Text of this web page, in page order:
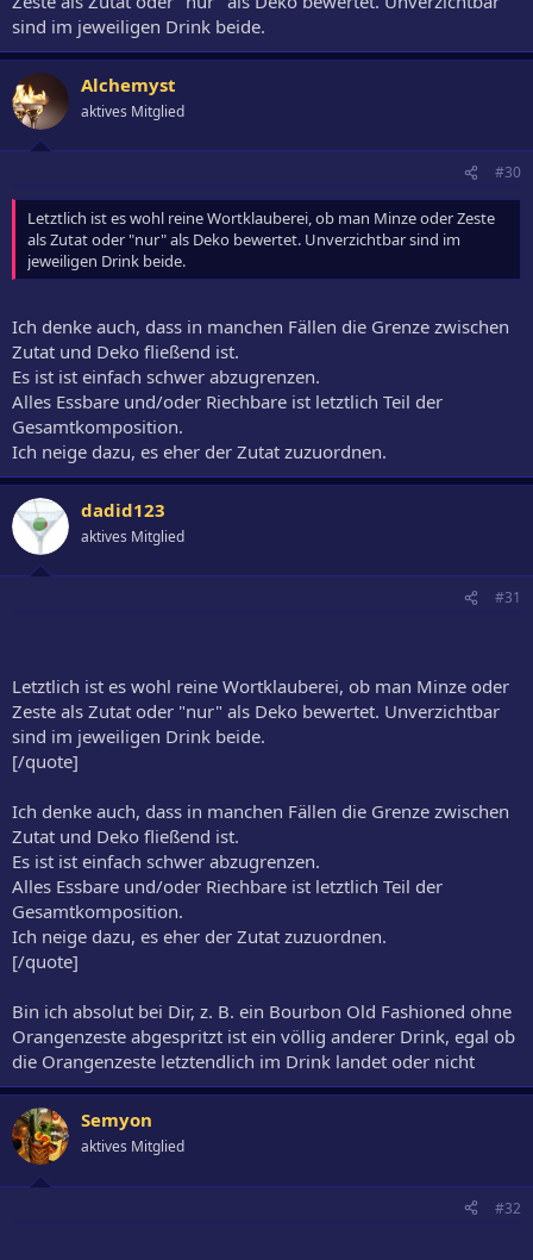
sind im jeweiligen Drink beide.
Alchemyst
aktives Mitglied
#30
Letztlich ist es wohl reine Wortklauberei, ob man Minze oder Zeste
als Zutat oder "nur" als Deko bewertet. Unverzichtbar sind im
jeweiligen Drink beide.
Ich denke auch, dass in manchen Fällen die Grenze zwischen
Zutat und Deko fließend ist.
Es ist ist einfach schwer abzugrenzen.
Alles Essbare und/oder Riechbare ist letztlich Teil der
Gesamtkomposition.
Ich neige dazu, es eher der Zutat zuzuordnen.
dadid123
aktives Mitglied
#31
Letztlich ist es wohl reine Wortklauberei, ob man Minze oder
Zeste als Zutat oder "nur" als Deko bewertet. Unverzichtbar
sind im jeweiligen Drink beide.
[/quote]
Ich denke auch, dass in manchen Fällen die Grenze zwischen
Zutat und Deko fließend ist.
Es ist ist einfach schwer abzugrenzen.
Alles Essbare und/oder Riechbare ist letztlich Teil der
Gesamtkomposition.
Ich neige dazu, es eher der Zutat zuzuordnen.
[/quote]
Bin ich absolut bei Dir, z. B. ein Bourbon Old Fashioned ohne
Orangenzeste abgespritzt ist ein völlig anderer Drink, egal ob
die Orangenzeste letztendlich im Drink landet oder nicht
Semyon
aktives Mitglied
#32